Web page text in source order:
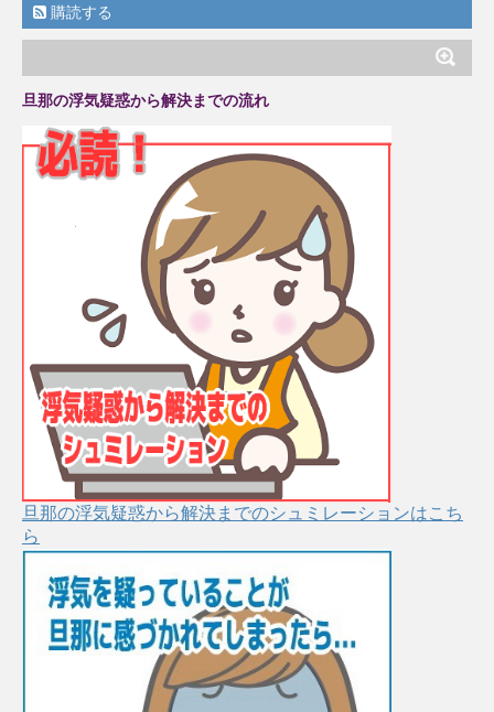
購読する
旦那の浮気疑惑から解決までの流れ
旦那の浮気疑惑から解決までのシュミレーションはこち
ら